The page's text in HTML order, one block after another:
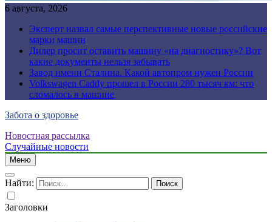
6 августа, 2026
Эксперт назвал самые перспективные новые российские
марки машин
Дилер просит оставить машину «на диагностику»? Вот
какие документы нельзя забывать
Завод имени Сталина. Какой автопром нужен России
Volkswagen Caddy прошел в России 280 тысяч км: что
сломалось в машине
Забота о здоровье
Новостная рассылка
Случайные новости
Меню
Найти:
Заголовки